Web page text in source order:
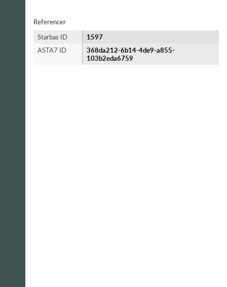
Referencer
Starbas ID
1597
ASTA7 ID
368da212-6b14-4de9-a855-
103b2eda6759